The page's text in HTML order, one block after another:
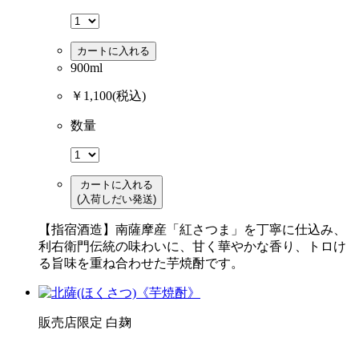
カートに入れる
900ml
￥1,100(税込)
数量
カートに入れる
(入荷しだい発送)
【指宿酒造】南薩摩産「紅さつま」を丁寧に仕込み、
利右衛門伝統の味わいに、甘く華やかな香り、トロけ
る旨味を重ね合わせた芋焼酎です。
販売店限定 白麹